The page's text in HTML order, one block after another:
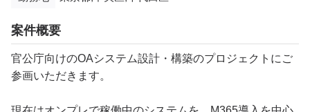
案件概要
官公庁向けのOAシステム設計・構築のプロジェクトにご
参画いただきます。